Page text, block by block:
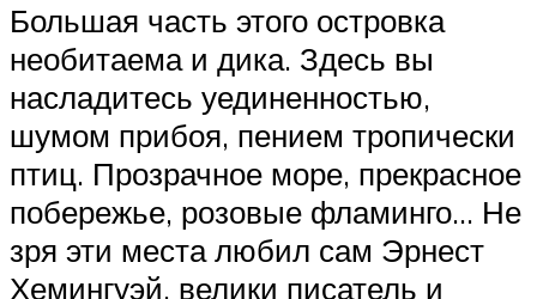
Большая часть этого островка
необитаема и дика. Здесь вы
насладитесь уединенностью,
шумом прибоя, пением тропически
птиц. Прозрачное море, прекрасное
побережье, розовые фламинго… Не
зря эти места любил сам Эрнест
Хемингуэй, велики писатель и